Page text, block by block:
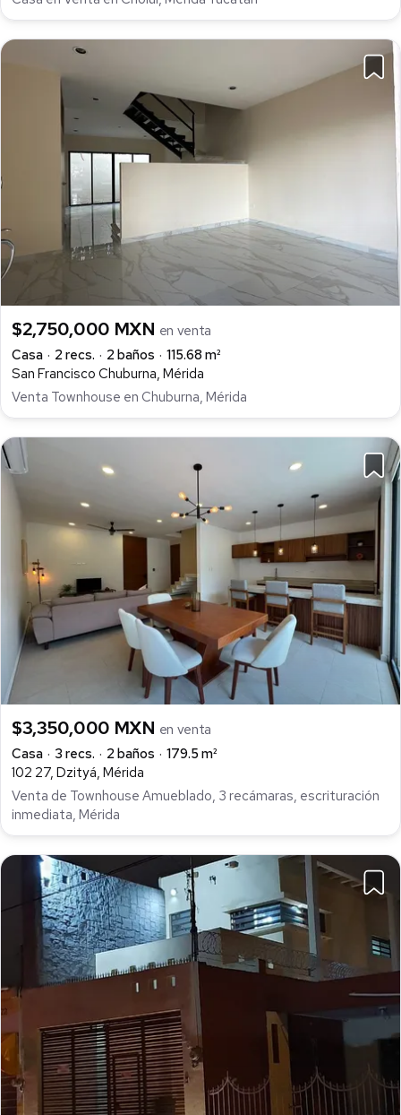
$2,750,000 MXN en venta
Casa
2 recs. 2 baños
115.68 m²
San Francisco Chuburna, Mérida
Venta Townhouse en Chuburna, Mérida
$3,350,000 MXN en venta
Casa
3 recs. 2 baños
179.5 m²
102 27, Dzityá, Mérida
Venta de Townhouse Amueblado, 3 recámaras, escrituración
inmediata, Mérida